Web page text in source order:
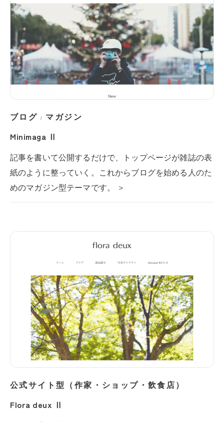
ブログ / マガジン
Minimaga Ⅱ
記事を書いて公開するだけで、トップページが雑誌の表
紙のように整っていく。これからブログを始める人のた
めのマガジン型テーマです。 ＞
公式サイト型（作家・ショップ・飲食店）
Flora deux Ⅱ